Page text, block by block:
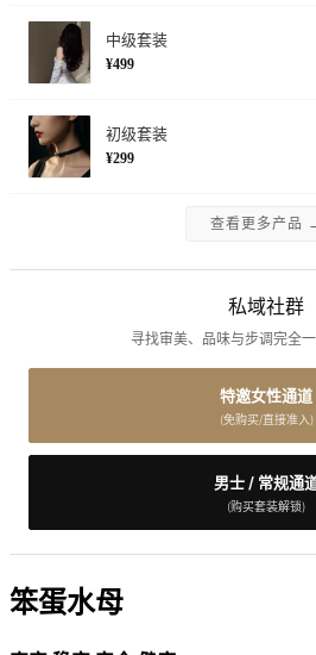
中级套装
¥499
初级套装
¥299
查看更多产品
私域社群
寻找审美、品味与步调完全
特邀女性通道
(免购买/直接准入)
男士 / 常规通
(购买套装解锁)
笨蛋水母